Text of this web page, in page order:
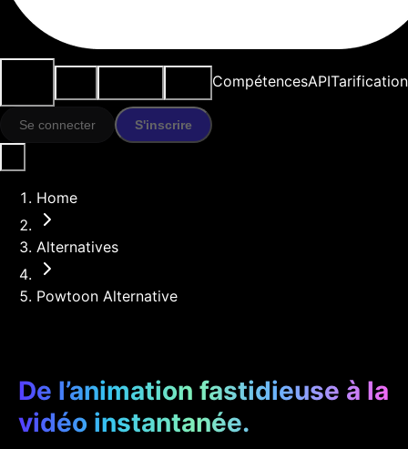
CompétencesAPITarification
Se connecter S'inscrire
Home
Alternatives
Powtoon Alternative
De l’animation fastidieuse à la
vidéo instantanée.